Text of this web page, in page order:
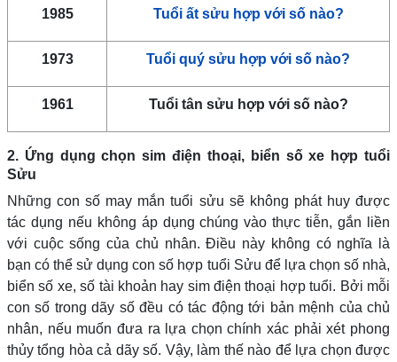
1985 Tuổi ất sửu hợp với số nào?
1973 Tuổi quý sửu hợp với số nào?
1961 Tuổi tân sửu hợp với số nào?
2. Ứng dụng chọn sim điện thoại, biển số xe hợp tuổi
Sửu
Những con số may mắn tuổi sửu sẽ không phát huy được
tác dụng nếu không áp dụng chúng vào thực tiễn, gắn liền
với cuộc sống của chủ nhân. Điều này không có nghĩa là
bạn có thể sử dụng con số hợp tuổi Sửu để lựa chọn số nhà,
biển số xe, số tài khoản hay sim điện thoại hợp tuổi. Bởi mỗi
con số trong dãy số đều có tác động tới bản mệnh của chủ
nhân, nếu muốn đưa ra lựa chọn chính xác phải xét phong
thủy tổng hòa cả dãy số. Vậy, làm thế nào để lựa chọn được